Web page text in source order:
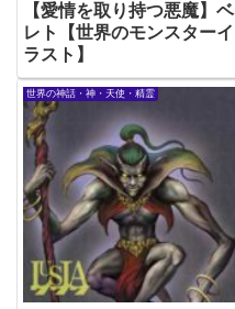
【愛情を取り持つ悪魔】ベ
レト【世界のモンスターイ
ラスト】
世界の神話・神・天使・精霊